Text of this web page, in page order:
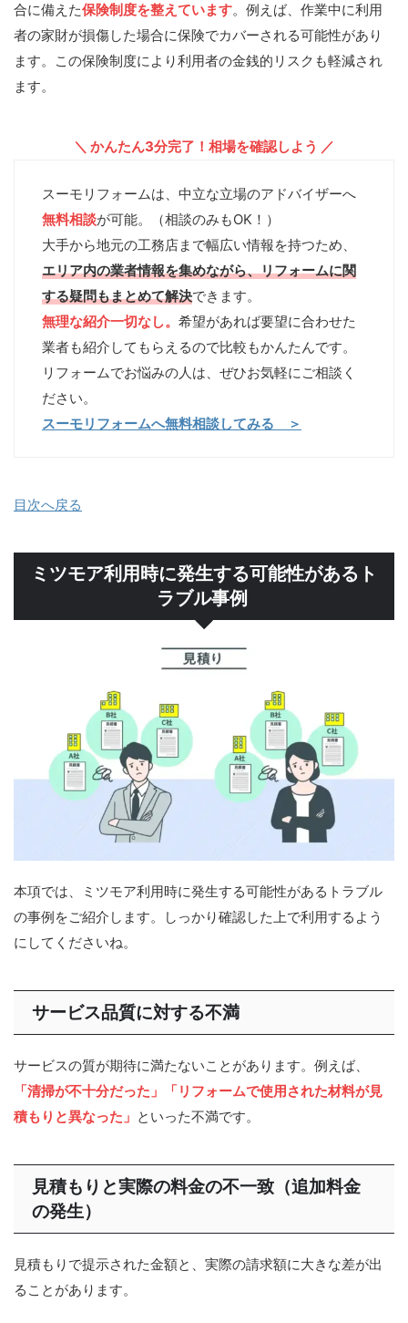
合に備えた保険制度を整えています。例えば、作業中に利用
者の家財が損傷した場合に保険でカバーされる可能性があり
ます。この保険制度により利用者の金銭的リスクも軽減され
ます。
＼ かんたん3分完了！相場を確認しよう ／
スーモリフォームは、中立な立場のアドバイザーへ
無料相談が可能。（相談のみもOK！）
大手から地元の工務店まで幅広い情報を持つため、
エリア内の業者情報を集めながら、リフォームに関
する疑問もまとめて解決できます。
無理な紹介一切なし。 希望があれば要望に合わせた
業者も紹介してもらえるので比較もかんたんです。
リフォームでお悩みの人は、ぜひお気軽にご相談く
ださい。
スーモリフォームへ無料相談してみる ＞
目次へ戻る
ミツモア利用時に発生する可能性があるト
ラブル事例
本項では、ミツモア利用時に発生する可能性があるトラブル
の事例をご紹介します。しっかり確認した上で利用するよう
にしてくださいね。
サービス品質に対する不満
サービスの質が期待に満たないことがあります。例えば、
「清掃が不十分だった」「リフォームで使用された材料が見
積もりと異なった」 といった不満です。
見積もりと実際の料金の不一致 ︎（追加料金
の発生）
見積もりで提示された金額と、実際の請求額に大きな差が出
ることがあります。